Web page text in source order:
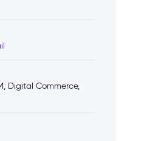
Digital Commerce,